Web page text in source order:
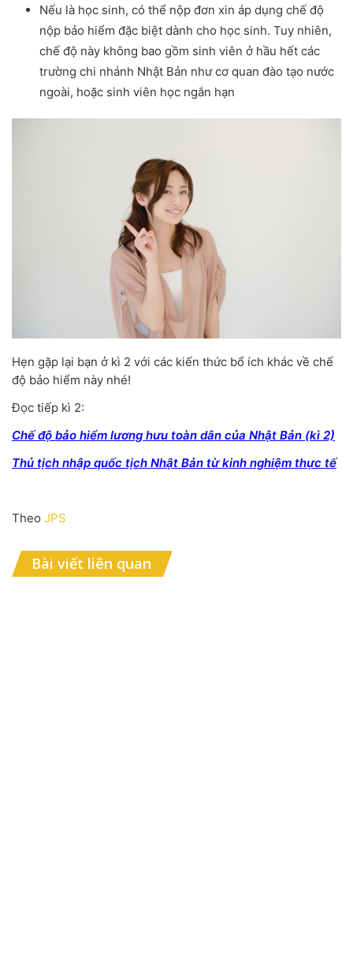
Nếu là học sinh, có thể nộp đơn xin áp dụng chế độ
nộp bảo hiểm đặc biệt dành cho học sinh. Tuy nhiên,
chế độ này không bao gồm sinh viên ở hầu hết các
trường chi nhánh Nhật Bản như cơ quan đào tạo nước
ngoài, hoặc sinh viên học ngắn hạn
Hẹn gặp lại bạn ở kì 2 với các kiến thức bổ ích khác về chế
độ bảo hiểm này nhé!
Đọc tiếp kì 2:
Chế độ bảo hiểm lương hưu toàn dân của Nhật Bản (kì 2)
Thủ tịch nhập quốc tịch Nhật Bản từ kinh nghiệm thực tế
Theo JPS
Bài viết liên quan